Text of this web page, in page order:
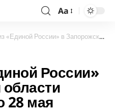
Aa
России» в Запорожской области пройдут с 22 по 28 мая
России»
28 мая